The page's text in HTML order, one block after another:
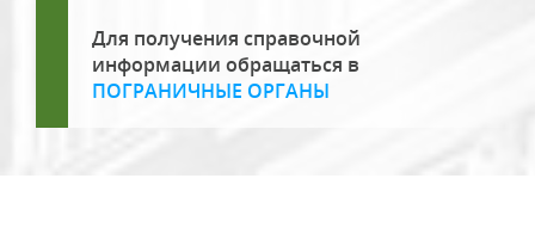
Для получения справочной
информации обращаться в
ПОГРАНИЧНЫЕ ОРГАНЫ